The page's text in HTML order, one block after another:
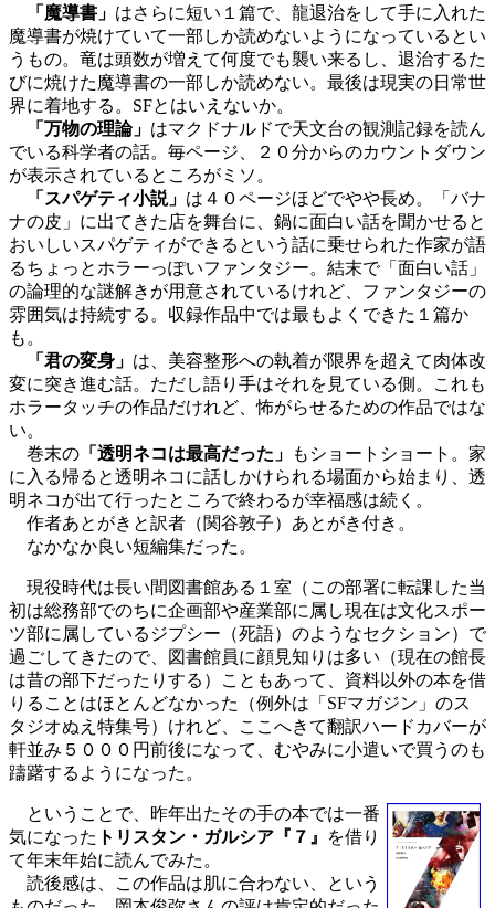
「魔導書」 はさらに短い１篇で、龍退治をして手に入れた
魔導書が焼けていて一部しか読めないようになっているとい
うもの。竜は頭数が増えて何度でも襲い来るし、退治するた
びに焼けた魔導書の一部しか読めない。最後は現実の日常世
界に着地する。SFとはいえないか。
「万物の理論」 はマクドナルドで天文台の観測記録を読ん
でいる科学者の話。毎ページ、２０分からのカウントダウン
が表示されているところがミソ。
「スパゲティ小説」 は４０ページほどでやや長め。「バナ
ナの皮」に出てきた店を舞台に、鍋に面白い話を聞かせると
おいしいスパゲティができるという話に乗せられた作家が語
るちょっとホラーっぽいファンタジー。結末で「面白い話」
の論理的な謎解きが用意されているけれど、ファンタジーの
雰囲気は持続する。収録作品中では最もよくできた１篇か
も。
「君の変身」 は、美容整形への執着が限界を超えて肉体改
変に突き進む話。ただし語り手はそれを見ている側。これも
ホラータッチの作品だけれど、怖がらせるための作品ではな
い。
巻末の 「透明ネコは最高だった」
もショートショート。家
に入る帰ると透明ネコに話しかけられる場面から始まり、透
明ネコが出て行ったところで終わるが幸福感は続く。
作者あとがきと訳者（関谷敦子）あとがき付き。
なかなか良い短編集だった。
現役時代は長い間図書館ある１室（この部署に転課した当
初は総務部でのちに企画部や産業部に属し現在は文化スポー
ツ部に属しているジプシー（死語）のようなセクション）で
過ごしてきたので、図書館員に顔見知りは多い（現在の館長
は昔の部下だったりする）こともあって、資料以外の本を借
りることはほとんどなかった（例外は「SFマガジン」のス
タジオぬえ特集号）けれど、ここへきて翻訳ハードカバーが
軒並み５０００円前後になって、むやみに小遣いで買うのも
躊躇するようになった。
ということで、昨年出たその手の本では一番
気になった トリスタン・ガルシア『７』
を借り
て年末年始に読んでみた。
読後感は、この作品は肌に合わない、という